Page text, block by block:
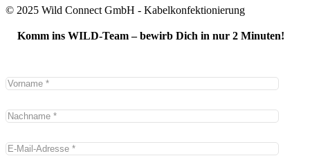
© 2025 Wild Connect GmbH - Kabelkonfektionierung
Komm ins WILD-Team – bewirb Dich in nur 2 Minuten!